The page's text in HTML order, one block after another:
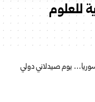
للعلوم